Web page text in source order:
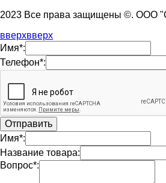
2023 Все права защищены ©. ООО
вверхвверх
Имя*:
Телефон*:
Имя*:
Название товара:
Вопрос*: